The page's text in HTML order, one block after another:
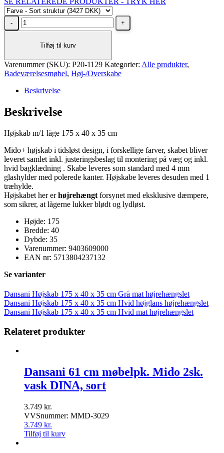
Dansani
Højskab
x
35
Sort
højrehængslet
antal
Tilføj til kurv
Varenummer (SKU): P20-1129 Kategorier: Alle produkter,
Badeværelsesmøbel, Høj-/Overskabe
Beskrivelse
Beskrivelse
Højskab m/1 låge 175 x 40 x 35 cm
Mido+ højskab i tidsløst design, i forskellige farver, skabet bliver
leveret samlet inkl. justeringsbeslag til montering på væg og inkl.
hvid bagklædning . Skabe leveres som standard med 4 mm
glashylder med polerede kanter. Højskabe leveres desuden med 1
træhylde.
Højskabet her erhøjrehængt forsynet med eksklusive dæmpere,
som sikrer, at lågerne lukker blødt og lydløst.
Højde: 175
Bredde: 40
Dybde: 35
Varenummer: 9403609000
EAN nr: 5713804237132
Se varianter
Dansani Højskab 175 x 40 x 35 cm Grå mat højrehængslet
Dansani Højskab 175 x 40 x 35 cm Hvid højglans højrehængslet
Dansani Højskab 175 x 40 x 35 cm Hvid mat højrehængslet
Relateret produkter
Dansani 61 cm møbelpk. Mido 2sk.
vask DINA, sort
3.749 kr.
VVSnummer: MMD-3029
3.749 kr.
Tilføj til kurv